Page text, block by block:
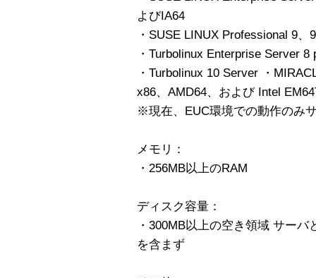
よびIA64
・SUSE LINUX Professional 9
・Turbolinux Enterprise Server
・Turbolinux 10 Server ・
x86、AMD64、および Intel
※現在、EUC環境での動作のみ
メモリ：
・256MB以上のRAM
ディスク容量：
・300MB以上の空き領域 サー
を含まず